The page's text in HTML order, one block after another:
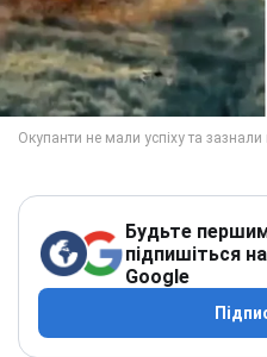
Будьте
підпишіться
Google